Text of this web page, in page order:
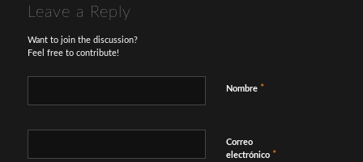
Leave a Reply
Want to join the discussion?
Feel free to contribute!
Nombre *
Correo
electrónico *